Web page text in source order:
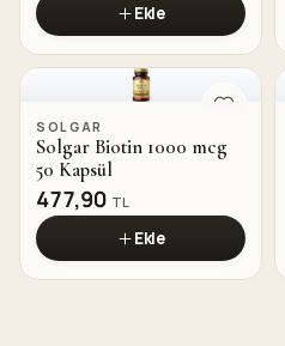
Ekle
SOLGAR
Solgar Biotin 1000 mcg
50 Kapsül
477,90 TL
Ekle